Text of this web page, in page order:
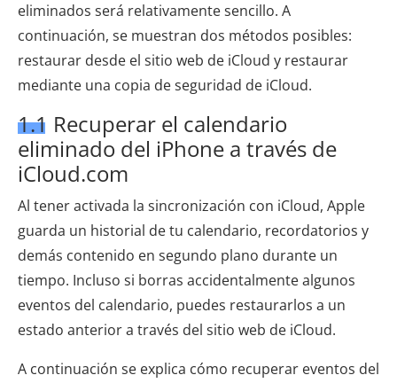
eliminados será relativamente sencillo. A
continuación, se muestran dos métodos posibles:
restaurar desde el sitio web de iCloud y restaurar
mediante una copia de seguridad de iCloud.
1.1 Recuperar el calendario
eliminado del iPhone a través de
iCloud.com
Al tener activada la sincronización con iCloud, Apple
guarda un historial de tu calendario, recordatorios y
demás contenido en segundo plano durante un
tiempo. Incluso si borras accidentalmente algunos
eventos del calendario, puedes restaurarlos a un
estado anterior a través del sitio web de iCloud.
A continuación se explica cómo recuperar eventos del